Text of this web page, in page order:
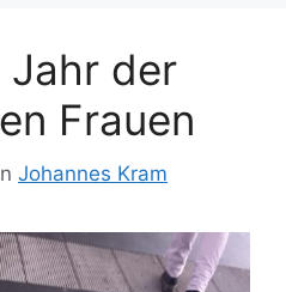
Jahr der
Frauen
Johannes Kram